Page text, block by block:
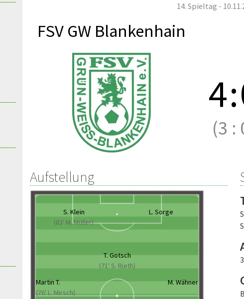
14. Spieltag -
FSV GW Blankenhain
4:
(3 :
Aufstellung
S. Klein
(83' M. Müller)
L. Sorge
T. Gotsch
(71' S. Rieth)
Martin T.
(76' L. Mirsch)
M. Wähner